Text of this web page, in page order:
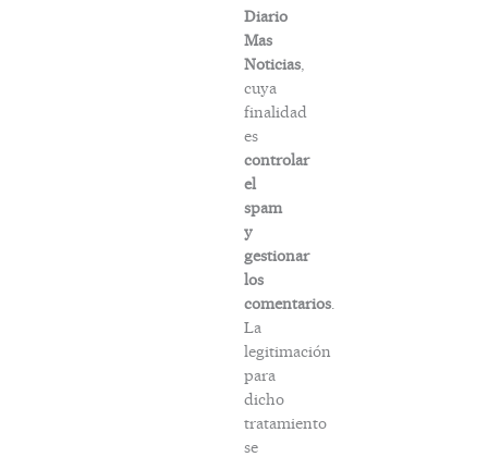
Diario
Mas
Noticias,
cuya
finalidad
es
controlar
el
spam
y
gestionar
los
comentarios.
La
legitimación
para
dicho
tratamiento
se